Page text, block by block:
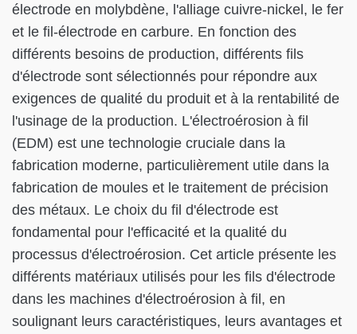
électrode en molybdène, l'alliage cuivre-nickel, le fer
et le fil-électrode en carbure. En fonction des
différents besoins de production, différents fils
d'électrode sont sélectionnés pour répondre aux
exigences de qualité du produit et à la rentabilité de
l'usinage de la production. L'électroérosion à fil
(EDM) est une technologie cruciale dans la
fabrication moderne, particulièrement utile dans la
fabrication de moules et le traitement de précision
des métaux. Le choix du fil d'électrode est
fondamental pour l'efficacité et la qualité du
processus d'électroérosion. Cet article présente les
différents matériaux utilisés pour les fils d'électrode
dans les machines d'électroérosion à fil, en
soulignant leurs caractéristiques, leurs avantages et